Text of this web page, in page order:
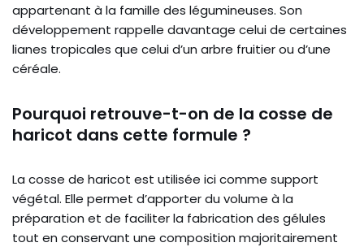
appartenant à la famille des légumineuses. Son
développement rappelle davantage celui de certaines
lianes tropicales que celui d’un arbre fruitier ou d’une
céréale.
Pourquoi retrouve-t-on de la cosse de
haricot dans cette formule ?
La cosse de haricot est utilisée ici comme support
végétal. Elle permet d’apporter du volume à la
préparation et de faciliter la fabrication des gélules
tout en conservant une composition majoritairement